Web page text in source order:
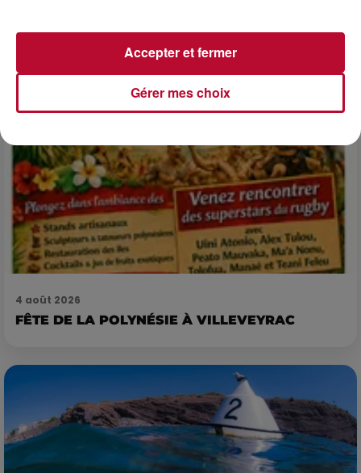
7 et 8 août. Une fresque nocturne...
4 août 2026
FÊTE DE LA POLYNÉSIE À VILLEVEYRAC
Gérer mes choix
Accepter et fermer